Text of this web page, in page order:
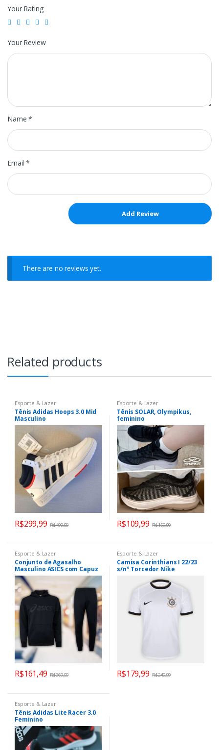
Your Rating
Your Review
Name*
Email*
There are no reviews yet.
Related products
Esporte & Lazer
Tênis Adidas Hoops 3.0 Mid
Masculino
R$299,99 R$499,99
Esporte & Lazer
Tênis SOLAR, Olympikus,
feminino
R$109,99 R$159,90
Esporte & Lazer
Conjunto de Agasalho
Masculino ASICS com Capuz
Interlock Fechado
R$161,49 R$369,99
Esporte & Lazer
Camisa Corinthians I 22/23
s/n° Torcedor Nike
Masculina – Branco+Preto
R$179,99 R$249,99
Esporte & Lazer
Tênis Adidas Lite Racer 3.0
Feminino